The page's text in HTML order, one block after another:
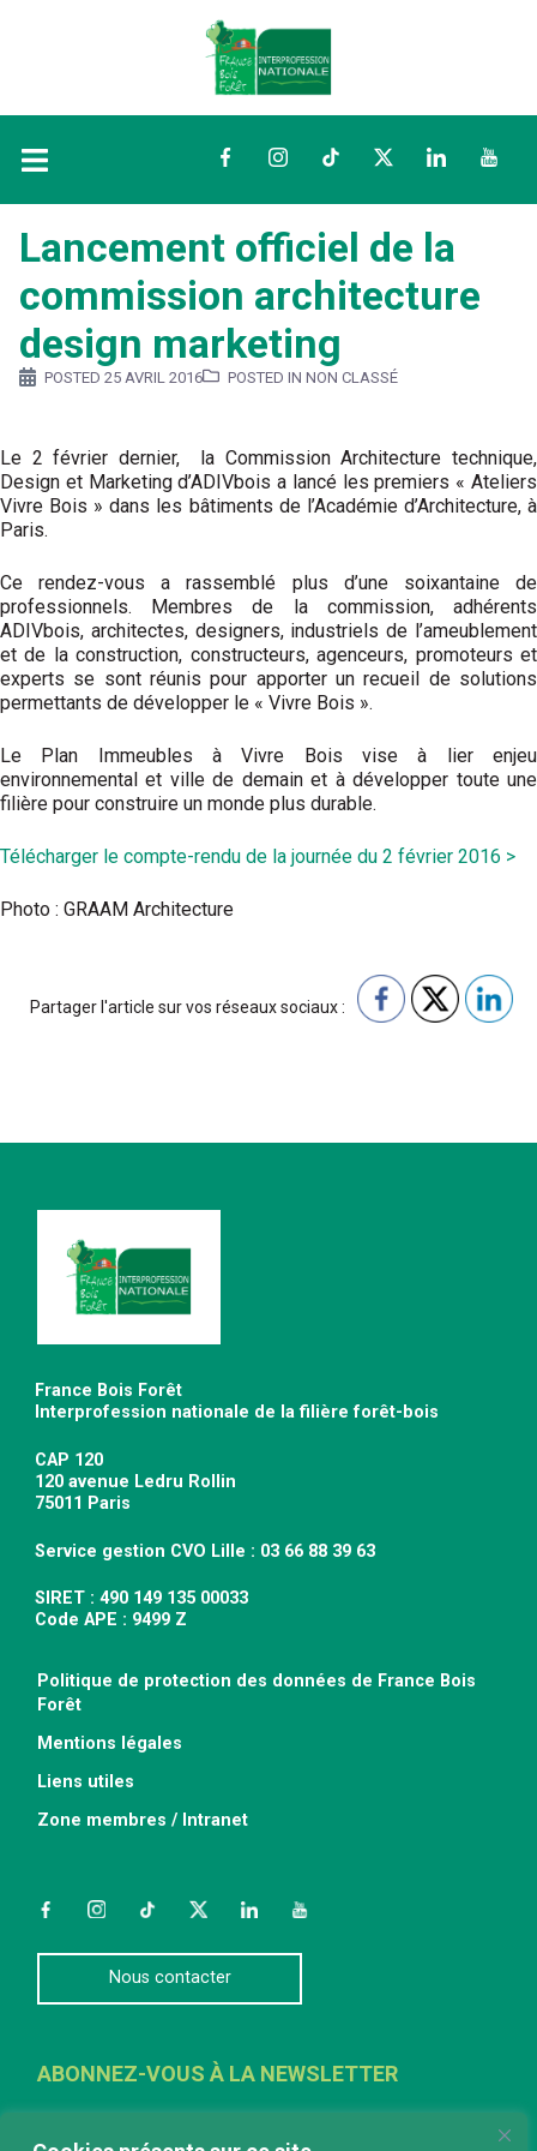
FacebookInstagramTikTokTwitterLinkedIn
Lancement officiel de la
commission architecture
design marketing
POSTED 25 AVRIL 2016 POSTED IN NON CLASSÉ
Le 2 février dernier, la Commission Architecture technique,
Design et Marketing d’ADIVbois a lancé les premiers « Ateliers
Vivre Bois » dans les bâtiments de l’Académie d’Architecture, à
Paris.
Ce rendez-vous a rassemblé plus d’une soixantaine de
professionnels. Membres de la commission, adhérents
ADIVbois, architectes, designers, industriels de l’ameublement
et de la construction, constructeurs, agenceurs, promoteurs et
experts se sont réunis pour apporter un recueil de solutions
permettants de développer le « Vivre Bois ».
Le Plan Immeubles à Vivre Bois vise à lier enjeu
environnemental et ville de demain et à développer toute une
filière pour construire un monde plus durable.
Télécharger le compte-rendu de la journée du 2 février 2016 >
Photo : GRAAM Architecture
Partager l'article sur vos réseaux sociaux :
France Bois Forêt
Interprofession nationale de la filière forêt-bois
CAP 120
120 avenue Ledru Rollin
75011 Paris
Service gestion CVO Lille : 03 66 88 39 63
SIRET : 490 149 135 00033
Code APE : 9499 Z
Politique de protection des données de France Bois
Forêt
Mentions légales
Liens utiles
Zone membres / Intranet
FacebookInstagramTikTokTwitterLinkedInYouTube
Nous contacter
ABONNEZ-VOUS À LA NEWSLETTER